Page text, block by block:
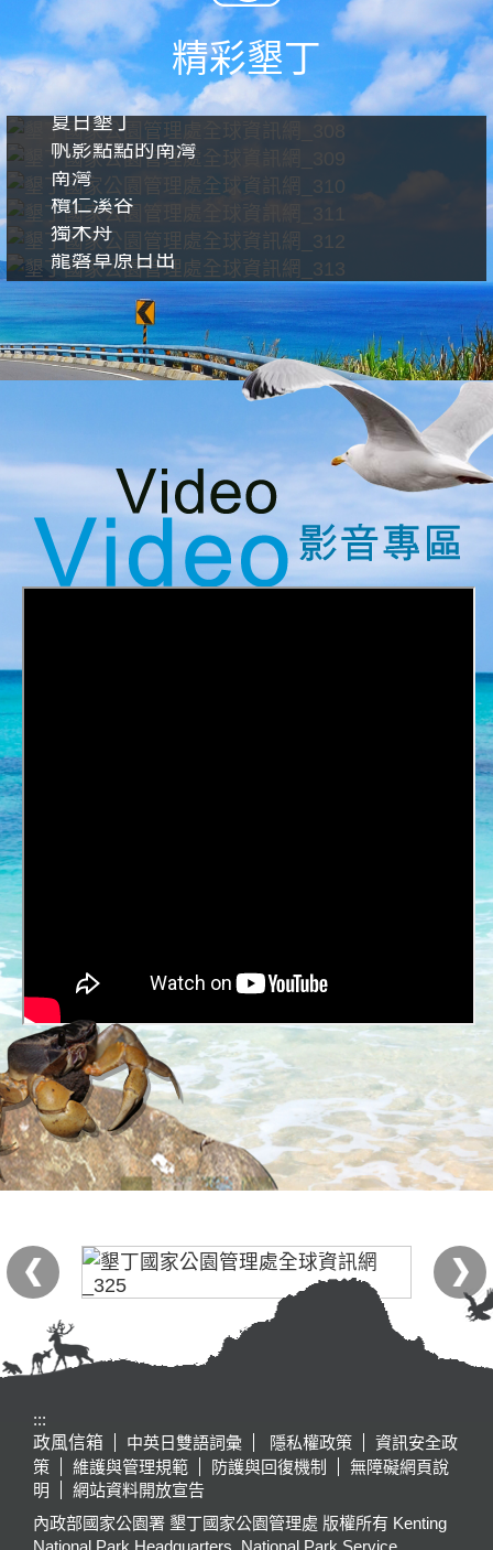
精彩墾丁
夏日墾丁
帆影點點的南灣
南灣
欖仁溪谷
獨木舟
龍磐草原日出
:::
政風信箱
中英日雙語詞彙 隱私權政策
資訊安全政
策
維護與管理規範 防護與回復機制
無障礙網頁說
明
網站資料開放宣告
內政部國家公園署 墾丁國家公園管理處 版權所有 Kenting
National Park Headquarters, National Park Service,